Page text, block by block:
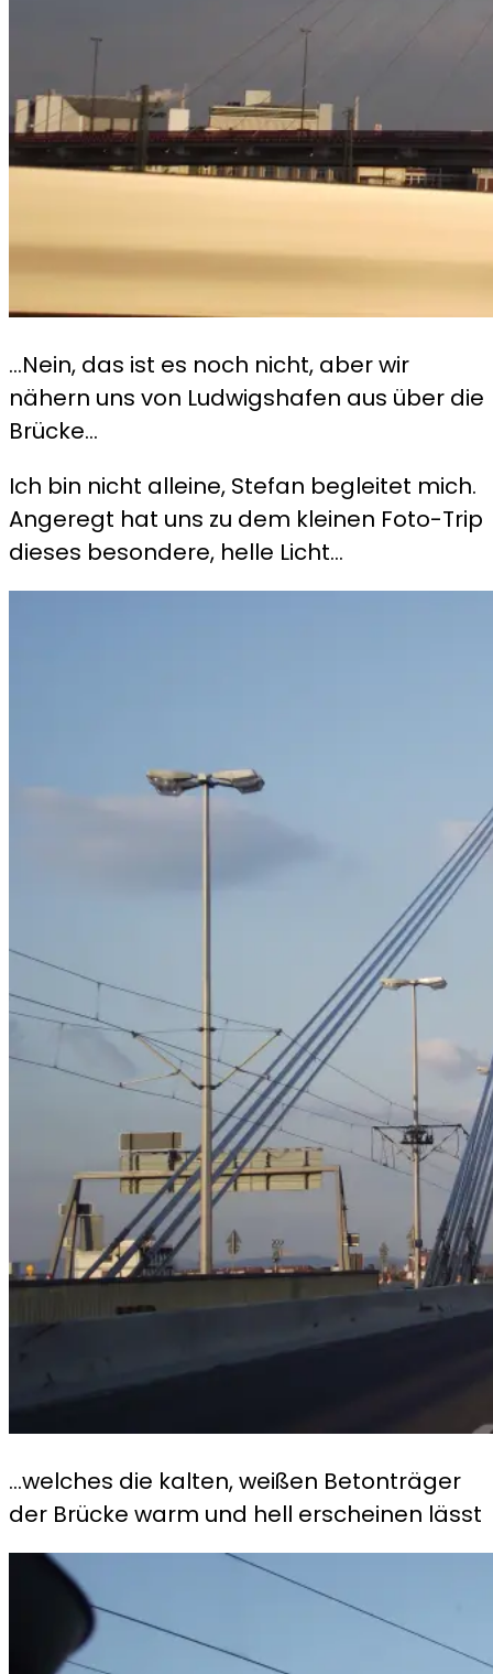
…Nein, das ist es noch nicht, aber wir
nähern uns von Ludwigshafen aus über die
Brücke…
Ich bin nicht alleine, Stefan begleitet mich.
Angeregt hat uns zu dem kleinen Foto-Trip
dieses besondere, helle Licht…
…welches die kalten, weißen Betonträger
der Brücke warm und hell erscheinen lässt